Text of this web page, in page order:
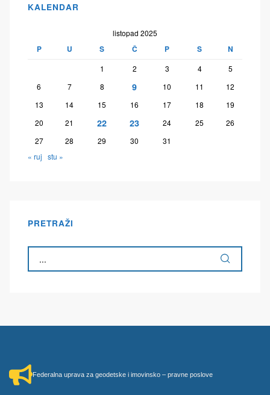
KALENDAR
listopad 2025
P U S Č P S N
1 2 3 4
5
6
7 8 9 10 11
12
13
14 15 16 17 18
19
20
21 22 23 24 25
26
27
28 29 30
31
« ruj stu »
PRETRAŽI
Federalna uprava za geodetske i imovinsko – pravne poslove